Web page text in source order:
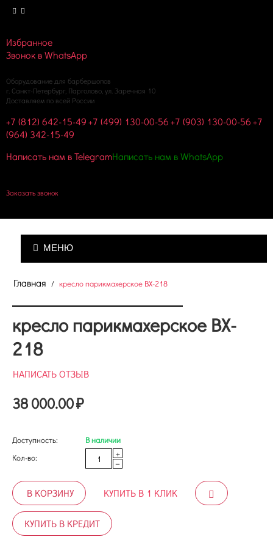
Избранное
Звонок в WhatsApp
Оборудование для барбершопов
г. Санкт-Петербург, Парголово, ул. Заречная 10
Доставляем по всей России
+7 (812) 642-15-49+7 (499) 130-00-56+7 (903) 130-00-56+7
(964) 342-15-49
Написать нам в TelegramНаписать нам в WhatsApp
Заказать звонок
МЕНЮ
Главная / кресло парикмахерское BX-218
кресло парикмахерское BX-
218
НАПИСАТЬ ОТЗЫВ
38 000.00₽
Доступность:
В наличии
Кол-во:
+
−
В КОРЗИНУ КУПИТЬ В 1 КЛИК
КУПИТЬ В КРЕДИТ